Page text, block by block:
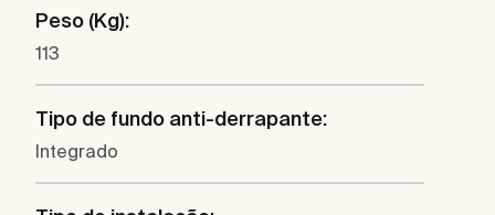
Peso (Kg):
113
Tipo de fundo anti-derrapante:
Integrado